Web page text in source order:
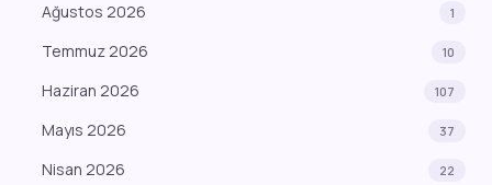
Ağustos 2026 1
Temmuz 2026 10
Haziran 2026 107
Mayıs 2026 37
Nisan 2026 22